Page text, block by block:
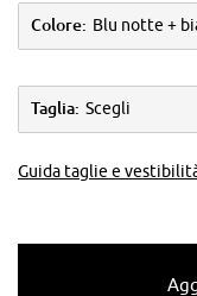
Colore: Blu notte +
Taglia: Scegli
Guida taglie e